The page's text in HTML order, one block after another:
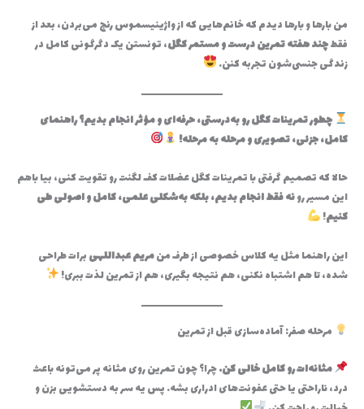
من بارها و بارها دیدم که خانم‌هایی که از واژینیسموس رنج می‌بردن، بعد از
فقطچند هفته تمرین درست و مستمر کگل، تونستن یک دگرگونی کامل در
زندگی جنسی‌شون تجربه کنن.
چطور تمرینات کگل رو به‌درستی، حرفه‌ای و مؤثر انجام بدیم؟ راهنمای
کامل، جزئی، تصویری و مرحله به مرحله!
حالا که تصمیم گرفتی با تمرینات کگل عضلات کف لگنت رو تقویت کنی، بیا باهم
این مسیر رونه فقط انجام بدیم، بلکه به‌شکلی علمی، کامل و اصولی طی
کنیم!
این راهنما مثل یه کلاس خصوصی از طرف منمریم عبداللهیبرات طراحی
شده، تا هم اشتباه نکنی، هم نتیجه بگیری، هم از تمرین لذت ببری!
مرحله صفر: آماده‌سازی قبل از تمرین
مثانه‌ات رو کامل خالی کن.چرا؟ چون تمرین روی مثانه پر می‌تونه باعث
درد، ناراحتی یا حتی عفونت‌های ادراری بشه. پس یه سر به دستشویی بزن و